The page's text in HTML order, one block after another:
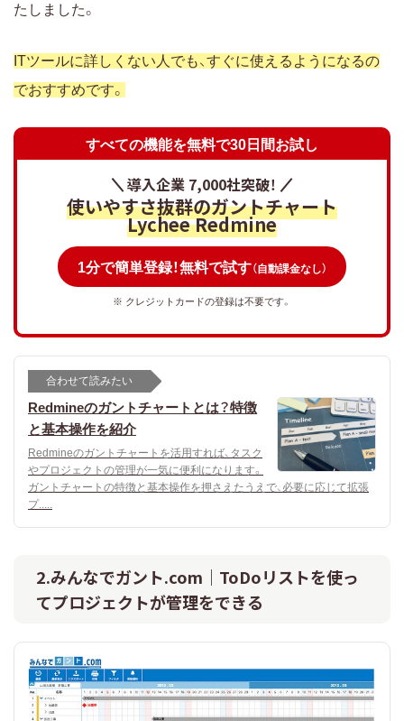
たしました。
ITツールに詳しくない人でも、すぐに使えるようになるの
でおすすめです。
すべての機能を無料で30日間お試し
導入企業 7,000社突破！
使いやすさ抜群のガントチャート
Lychee Redmine
1分で簡単登録！無料で試す（自動課金なし）
※ クレジットカードの登録は不要です。
合わせて読みたい
Redmineのガントチャートとは？特徴
と基本操作を紹介
Redmineのガントチャートを活用すれば、タスク
やプロジェクトの管理が一気に便利になります。
ガントチャートの特徴と基本操作を押さえたうえで、必要に応じて拡張
プ.....
2.みんなでガント.com｜ToDoリストを使っ
てプロジェクトが管理をできる